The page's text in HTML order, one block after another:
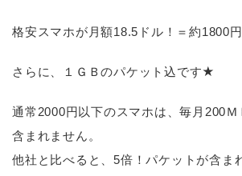
格安スマホが月額18.5ドル！＝約1800円
さらに、１ＧＢのパケット込です★
通常2000円以下のスマホは、毎月200
含まれません。
他社と比べると、5倍！パケットが含ま